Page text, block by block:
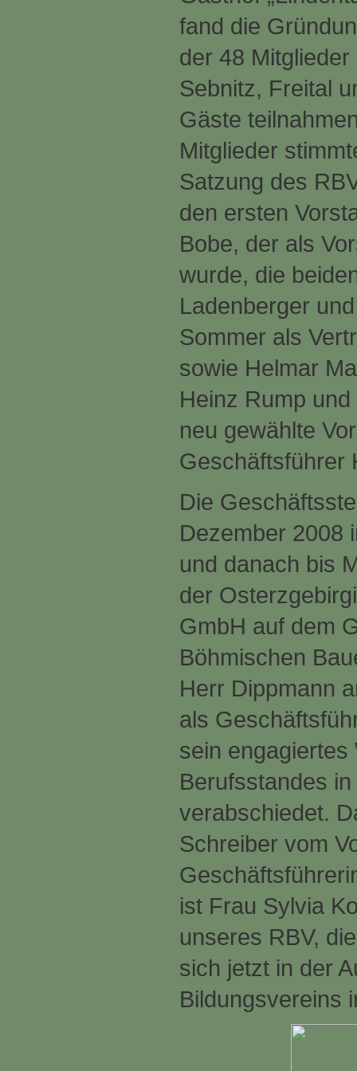
fand die
der 48
Sebnitz, Freital
Gäste
Mitglieder
Satzung des
den ersten
Bobe, der als
wurde, die
Ladenberger
Sommer als
sowie Helmar
Heinz Rump
neu gewählte
Geschäftsführer
Die
Dezember 2008
und danach bis
der
GmbH auf dem
Böhmischen
Herr Dippmann
als
sein
Berufsstandes
verabschiedet.
Schreiber vom
ist Frau Sylvia
unseres RBV,
sich jetzt in der
Bildungsvereins